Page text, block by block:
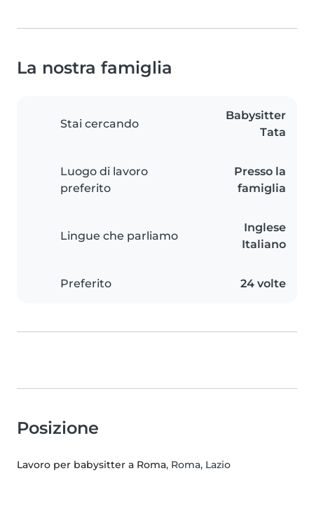
La nostra famiglia
Stai cercando
Babysitter
Tata
Luogo di lavoro
preferito
Presso la
famiglia
Lingue che parliamo
Inglese
Italiano
Preferito 24 volte
Posizione
Lavoro per babysitter a Roma, Roma, Lazio